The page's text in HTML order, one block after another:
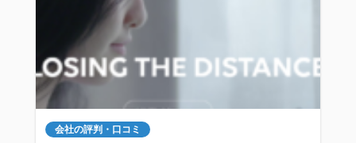
会社の評判・口コミ